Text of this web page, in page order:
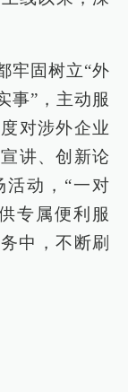
牢固树立“外
事”，主动服
对涉外企业
讲、创新论
活动，“一对
专属便利服
中，不断刷